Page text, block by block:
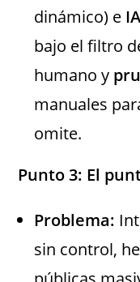
dinámico) e
bajo el filtro
humano y
manuales
omite.
Punto 3: El
Problema:
sin control,